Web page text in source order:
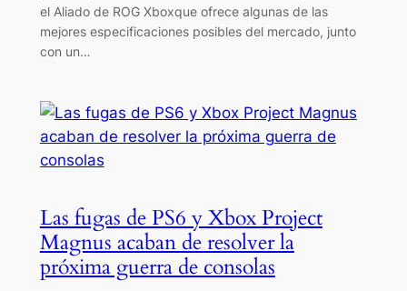
el Aliado de ROG Xboxque ofrece algunas de las
mejores especificaciones posibles del mercado, junto
con un…
Las fugas de PS6 y Xbox Project
Magnus acaban de resolver la
próxima guerra de consolas